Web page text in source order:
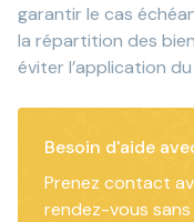
garantir le cas
la répartition des
éviter l’application
Besoin d'aide
Prenez contact
rendez-vous